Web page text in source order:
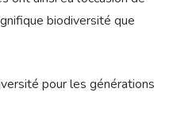
biodiversité que
pour les générations